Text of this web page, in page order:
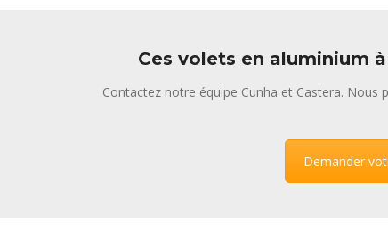
Ces volets en aluminium
Contactez notre équipe Cunha et Castera.
Demander